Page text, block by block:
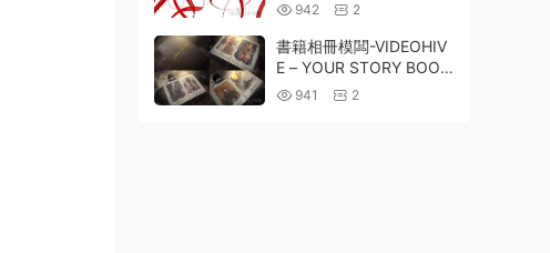
OGO REVEAL 2507548
3
942 2
書籍相冊模闆-VIDEOHIV
E – YOUR STORY BOOK
– 24063909
941 2